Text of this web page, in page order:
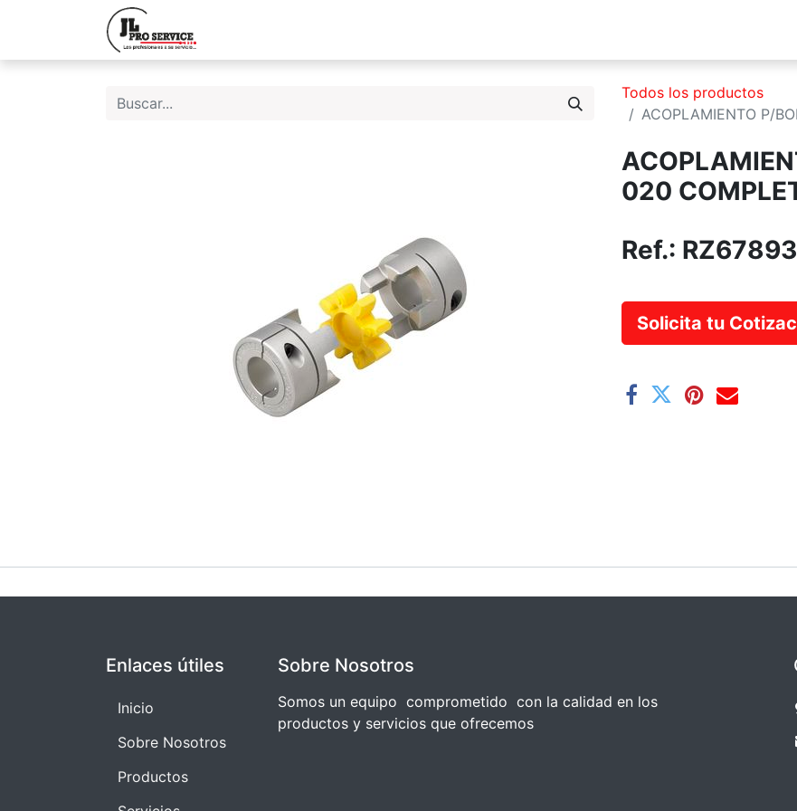
Todos los productos
ACOPLAMIENTO P/
020
Ref.: RZ67893
Solicita tu
Enlaces útiles
I​​nicio
Sobre Nosotros
Productos
Sobre Nosotros
Somos un equipo comprometido con la calidad en los
productos y servicios que ofrecemos